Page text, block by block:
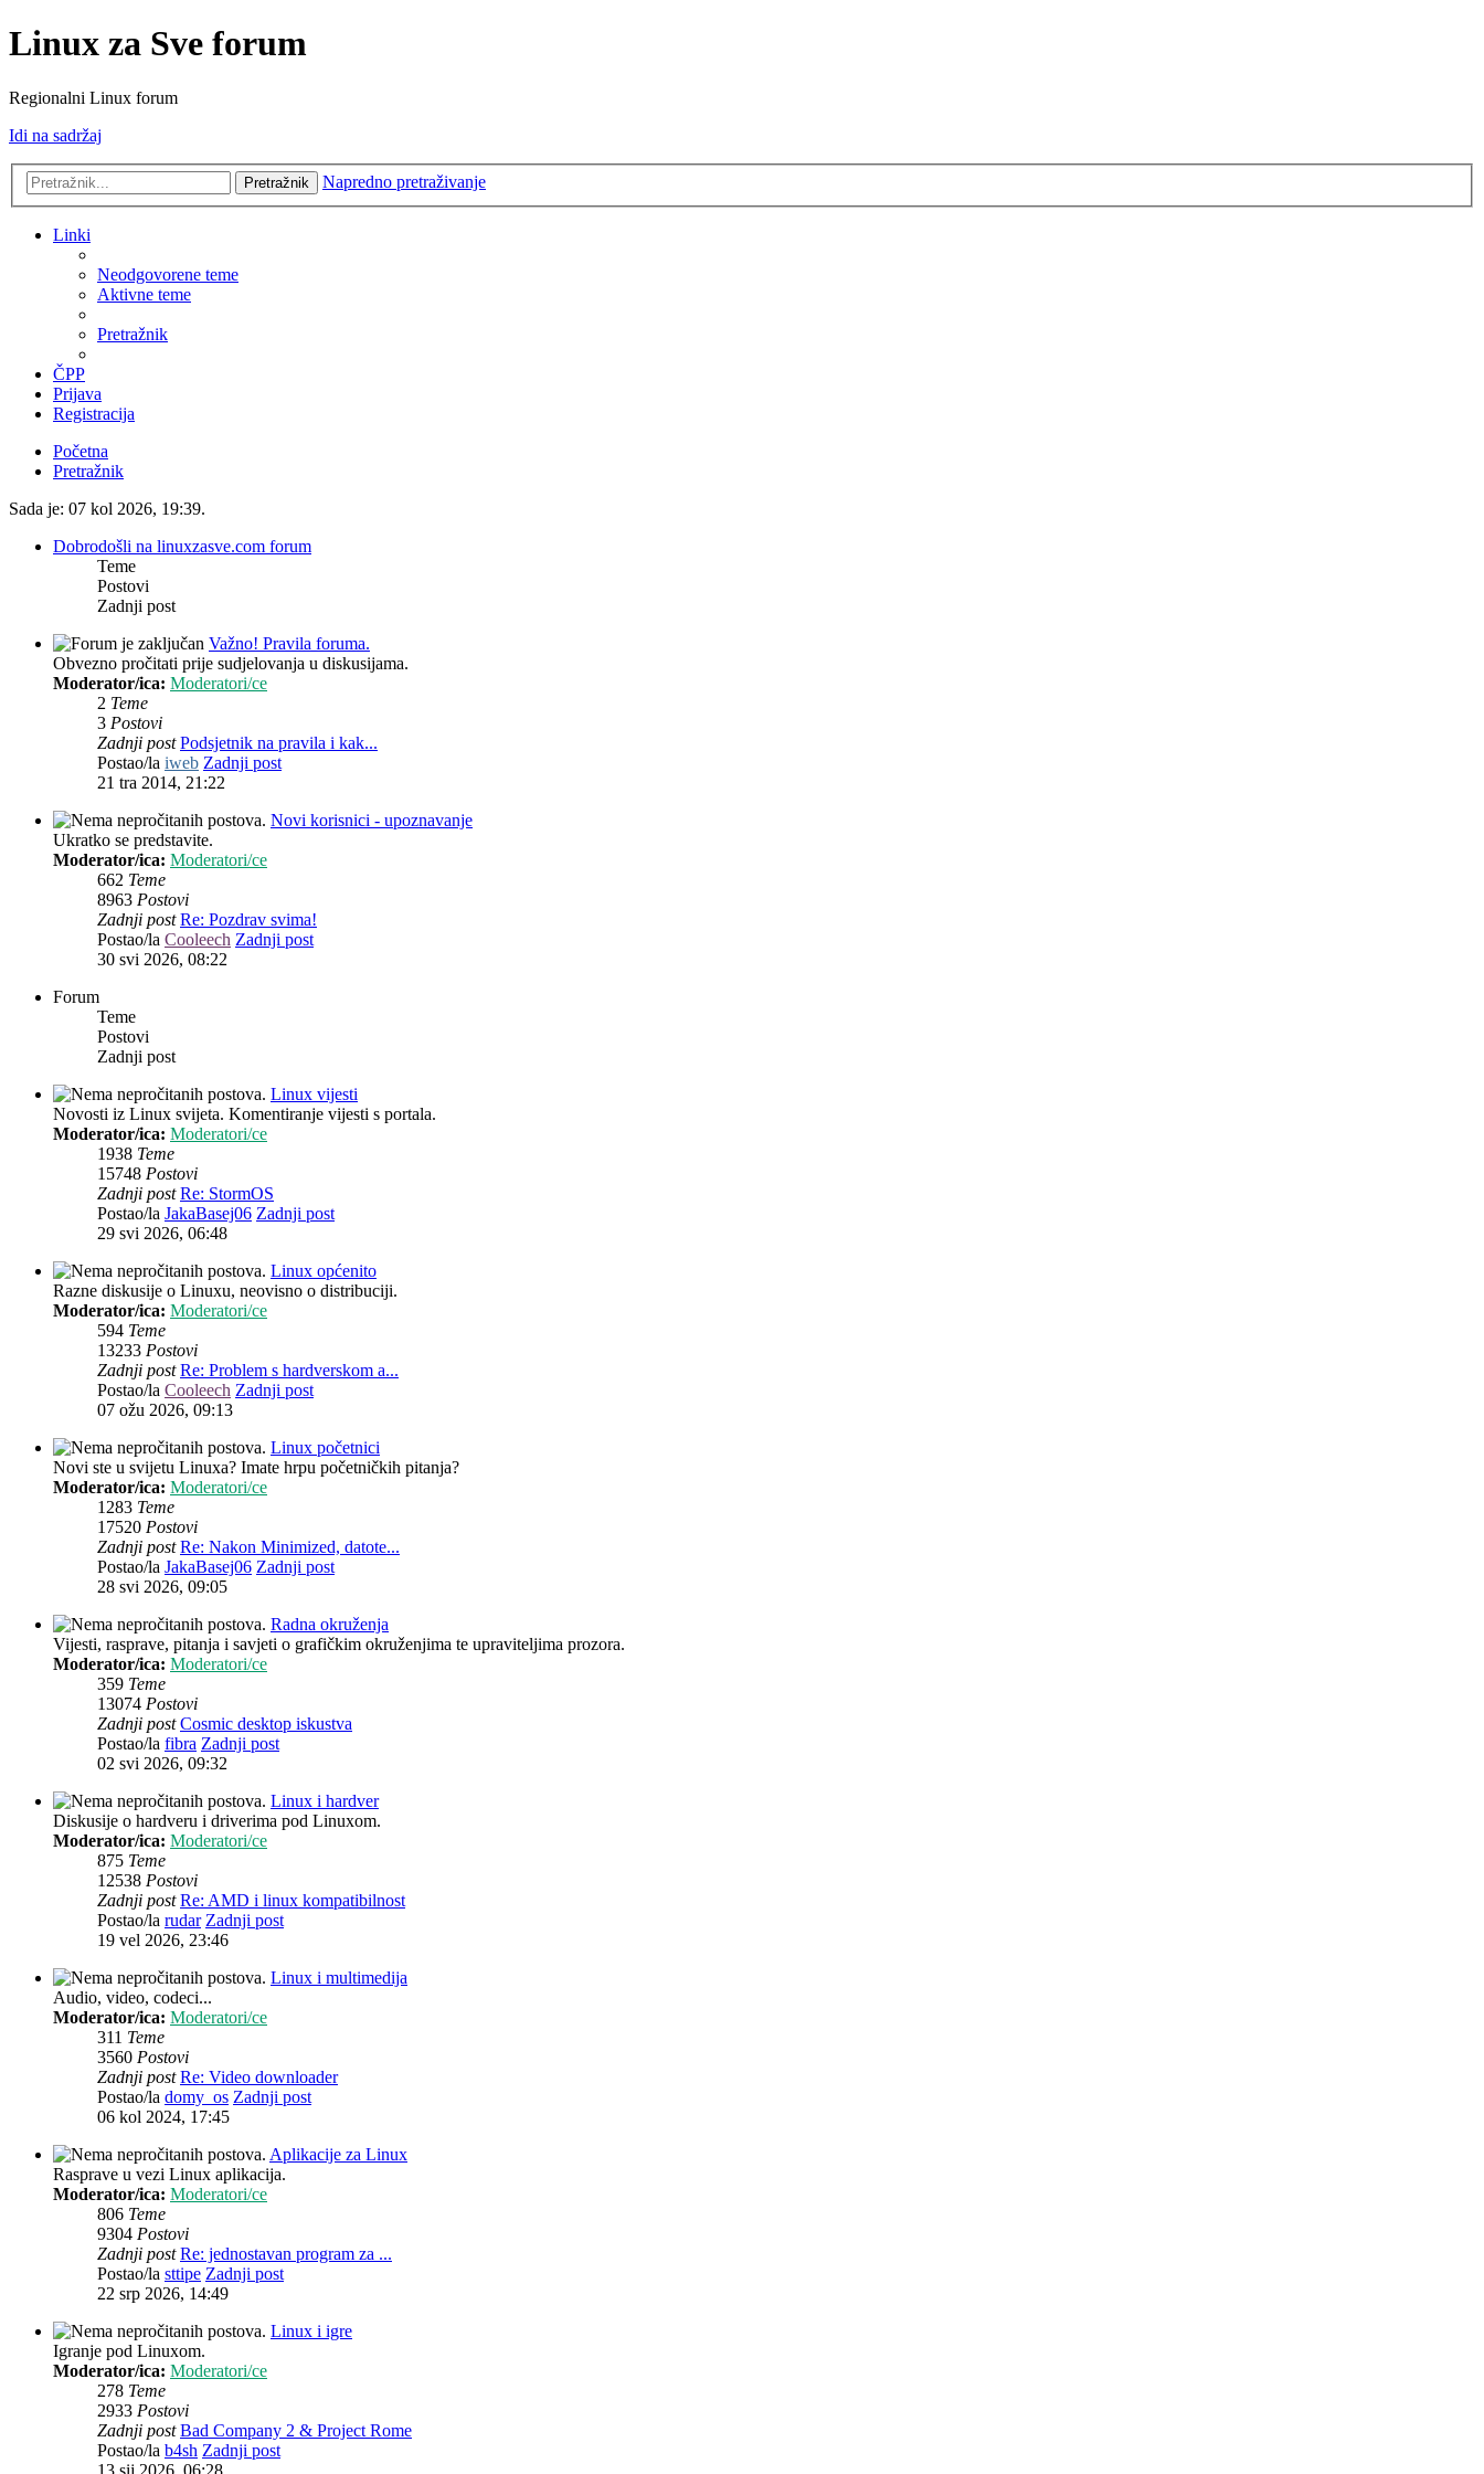
Linux za Sve forum
Regionalni Linux forum
Idi na sadržaj
Pretražnik Napredno pretraživanje
Linki
Neodgovorene teme
Aktivne teme
Pretražnik
ČPP
Prijava
Registracija
Početna
Pretražnik
Sada je: 07 kol 2026, 19:39.
Dobrodošli na linuxzasve.com forum
Teme
Postovi
Zadnji post
Važno! Pravila foruma.
Obvezno pročitati prije sudjelovanja u diskusijama.
Moderator/ica: Moderatori/ce
2 Teme
3 Postovi
Zadnji post Podsjetnik na pravila i kak...
Postao/la iweb Zadnji post
21 tra 2014, 21:22
Novi korisnici - upoznavanje
Ukratko se predstavite.
Moderator/ica: Moderatori/ce
662 Teme
8963 Postovi
Zadnji post Re: Pozdrav svima!
Postao/la Cooleech Zadnji post
30 svi 2026, 08:22
Forum
Teme
Postovi
Zadnji post
Linux vijesti
Novosti iz Linux svijeta. Komentiranje vijesti s portala.
Moderator/ica: Moderatori/ce
1938 Teme
15748 Postovi
Zadnji post Re: StormOS
Postao/la JakaBasej06 Zadnji post
29 svi 2026, 06:48
Linux općenito
Razne diskusije o Linuxu, neovisno o distribuciji.
Moderator/ica: Moderatori/ce
594 Teme
13233 Postovi
Zadnji post Re: Problem s hardverskom a...
Postao/la Cooleech Zadnji post
07 ožu 2026, 09:13
Linux početnici
Novi ste u svijetu Linuxa? Imate hrpu početničkih pitanja?
Moderator/ica: Moderatori/ce
1283 Teme
17520 Postovi
Zadnji post Re: Nakon Minimized, datote...
Postao/la JakaBasej06 Zadnji post
28 svi 2026, 09:05
Radna okruženja
Vijesti, rasprave, pitanja i savjeti o grafičkim okruženjima te upraviteljima prozora.
Moderator/ica: Moderatori/ce
359 Teme
13074 Postovi
Zadnji post Cosmic desktop iskustva
Postao/la fibra Zadnji post
02 svi 2026, 09:32
Linux i hardver
Diskusije o hardveru i driverima pod Linuxom.
Moderator/ica: Moderatori/ce
875 Teme
12538 Postovi
Zadnji post Re: AMD i linux kompatibilnost
Postao/la rudar Zadnji post
19 vel 2026, 23:46
Linux i multimedija
Audio, video, codeci...
Moderator/ica: Moderatori/ce
311 Teme
3560 Postovi
Zadnji post Re: Video downloader
Postao/la domy_os Zadnji post
06 kol 2024, 17:45
Aplikacije za Linux
Rasprave u vezi Linux aplikacija.
Moderator/ica: Moderatori/ce
806 Teme
9304 Postovi
Zadnji post Re: jednostavan program za ...
Postao/la sttipe Zadnji post
22 srp 2026, 14:49
Linux i igre
Igranje pod Linuxom.
Moderator/ica: Moderatori/ce
278 Teme
2933 Postovi
Zadnji post Bad Company 2 & Project Rome
Postao/la b4sh Zadnji post